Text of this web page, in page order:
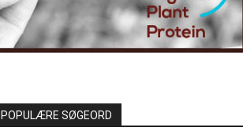
POPULÆRE SØGEORD